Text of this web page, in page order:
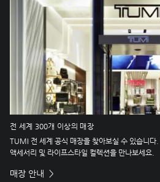
전 세계 300개 이상의 매장
TUMI 전 세계 공식 매장을 찾아보실 수 있습니다
액세서리 및 라이프스타일 컬렉션을 만나보세요.
매장 안내